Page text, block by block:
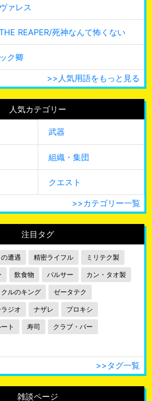
ァレス
REAPER/死神なんて怖くない
ク卿
>>人気用語をもっと見る
人気カテゴリー
武器
組織・集団
クエスト
>>カテゴリー一覧
注目タグ
遭遇 精密ライフル ミリテク製
飲食物 パルサー カン・タオ製
ルのキング ゼータテク
ジオ ナザレ プロキシ
ト 寿司 クラブ・バー
>>タグ一覧
雑談ページ